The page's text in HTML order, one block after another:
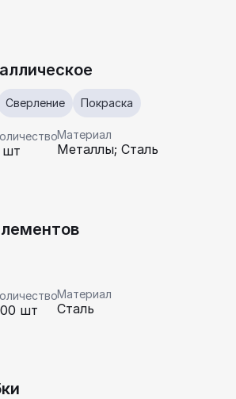
Сверление Покраска
шт
Материал
Металлы; Сталь
шт
Материал
Сталь